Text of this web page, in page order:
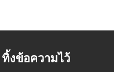
ทิ้งข้อความไว้